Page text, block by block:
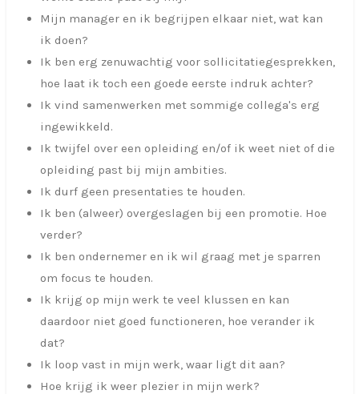
Mijn manager en ik begrijpen elkaar niet, wat kan
ik doen?
Ik ben erg zenuwachtig voor sollicitatiegesprekken,
hoe laat ik toch een goede eerste indruk achter?
Ik vind samenwerken met sommige collega's erg
ingewikkeld.
Ik twijfel over een opleiding en/of ik weet niet of die
opleiding past bij mijn ambities.
Ik durf geen presentaties te houden.
Ik ben (alweer) overgeslagen bij een promotie. Hoe
verder?
Ik ben ondernemer en ik wil graag met je sparren
om focus te houden.
Ik krijg op mijn werk te veel klussen en kan
daardoor niet goed functioneren, hoe verander ik
dat?
Ik loop vast in mijn werk, waar ligt dit aan?
Hoe krijg ik weer plezier in mijn werk?